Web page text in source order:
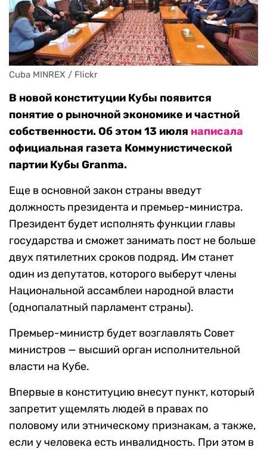
Cuba MINREX / Flickr
В новой конституции Кубы появится
понятие о рыночной экономике и частной
собственности. Об этом 13 июля написала
официальная газета Коммунистической
партии Кубы Granma.
Еще в основной закон страны введут
должность президента и премьер-министра.
Президент будет исполнять функции главы
государства и сможет занимать пост не больше
двух пятилетних сроков подряд. Им станет
один из депутатов, которого выберут члены
Национальной ассамблеи народной власти
(однопалатный парламент страны).
Премьер-министр будет возглавлять Совет
министров — высший орган исполнительной
власти на Кубе.
Впервые в конституцию внесут пункт, который
запретит ущемлять людей в правах по
половому или этническому признакам, а также,
если у человека есть инвалидность. При этом в